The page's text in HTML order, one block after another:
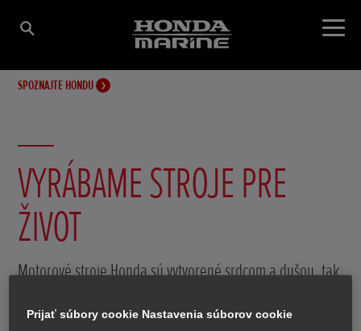
SPOZNAJTE HONDU
VYRÁBAME STROJE PRE
ŽIVOT
Motorové stroje Honda sú vytvorené srdcom a dušou, tak
Prijať súbory cookie Nastavenia súborov cookie